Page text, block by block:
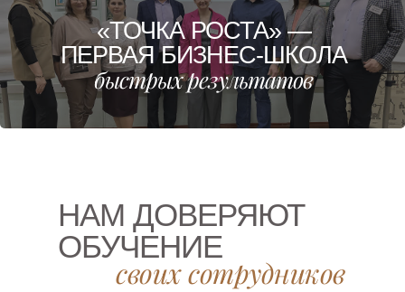
«ТОЧКА РОСТА» —
ПЕРВАЯ БИЗНЕС-ШКОЛА
быстрых результатов
НАМ ДОВЕРЯЮТ
ОБУЧЕНИЕ
своих сотрудников